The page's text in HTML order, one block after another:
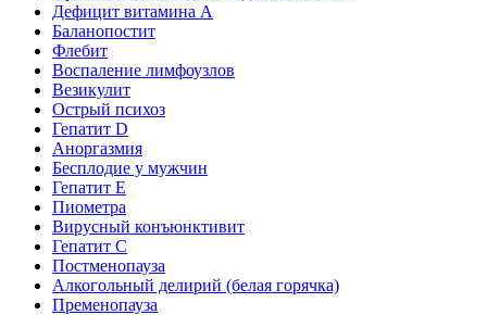
Дефицит витамина А
Баланопостит
Флебит
Воспаление лимфоузлов
Везикулит
Острый психоз
Гепатит D
Аноргазмия
Бесплодие у мужчин
Гепатит E
Пиометра
Вирусный конъюнктивит
Гепатит C
Постменопауза
Алкогольный делирий (белая горячка)
Пременопауза